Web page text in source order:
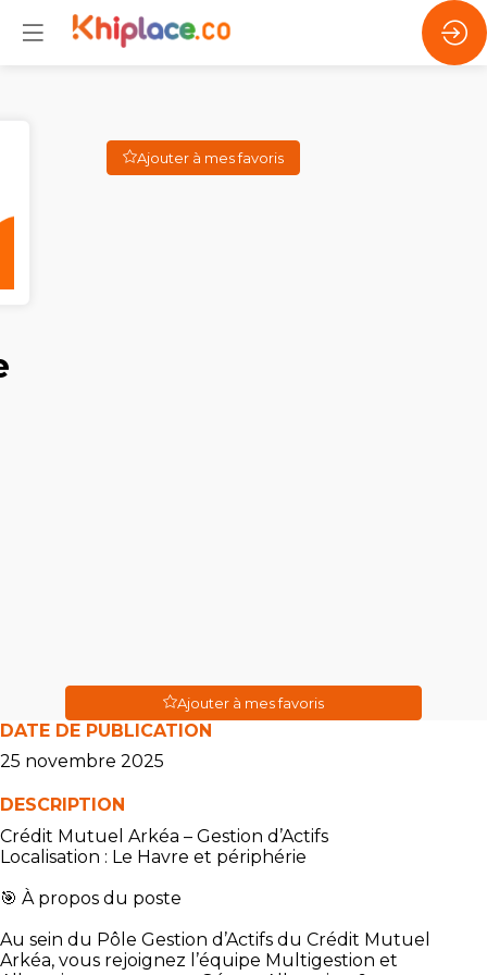
Ajouter à mes favoris
Ajouter à mes favoris
DATE DE PUBLICATION
25 novembre 2025
DESCRIPTION
Crédit Mutuel Arkéa – Gestion d’Actifs
Localisation : Le Havre et périphérie
🎯 À propos du poste
Au sein du Pôle Gestion d’Actifs du Crédit Mutuel
Arkéa, vous rejoignez l’équipe Multigestion et